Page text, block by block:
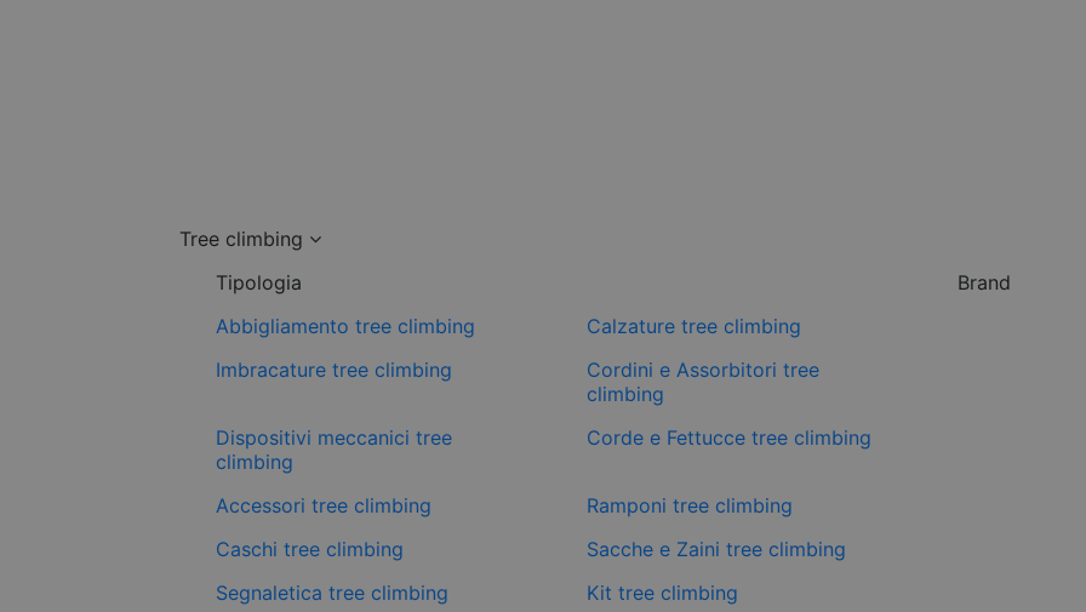
Tree climbing
Tipologia
Abbigliamento tree climbing
Calzature tree climbing
Imbracature tree climbing
Cordini e Assorbitori tree
climbing
Dispositivi meccanici tree
climbing
Corde e Fettucce tree climbing
Accessori tree climbing
Ramponi tree climbing
Caschi tree climbing
Sacche e Zaini tree climbing
Segnaletica tree climbing
Kit tree climbing
Brand